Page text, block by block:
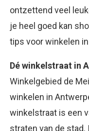
ontzettend veel
je heel goed kan
tips voor winkelen
Dé winkelstraat in
Winkelgebied de
winkelen in
winkelstraat is een
straten van de